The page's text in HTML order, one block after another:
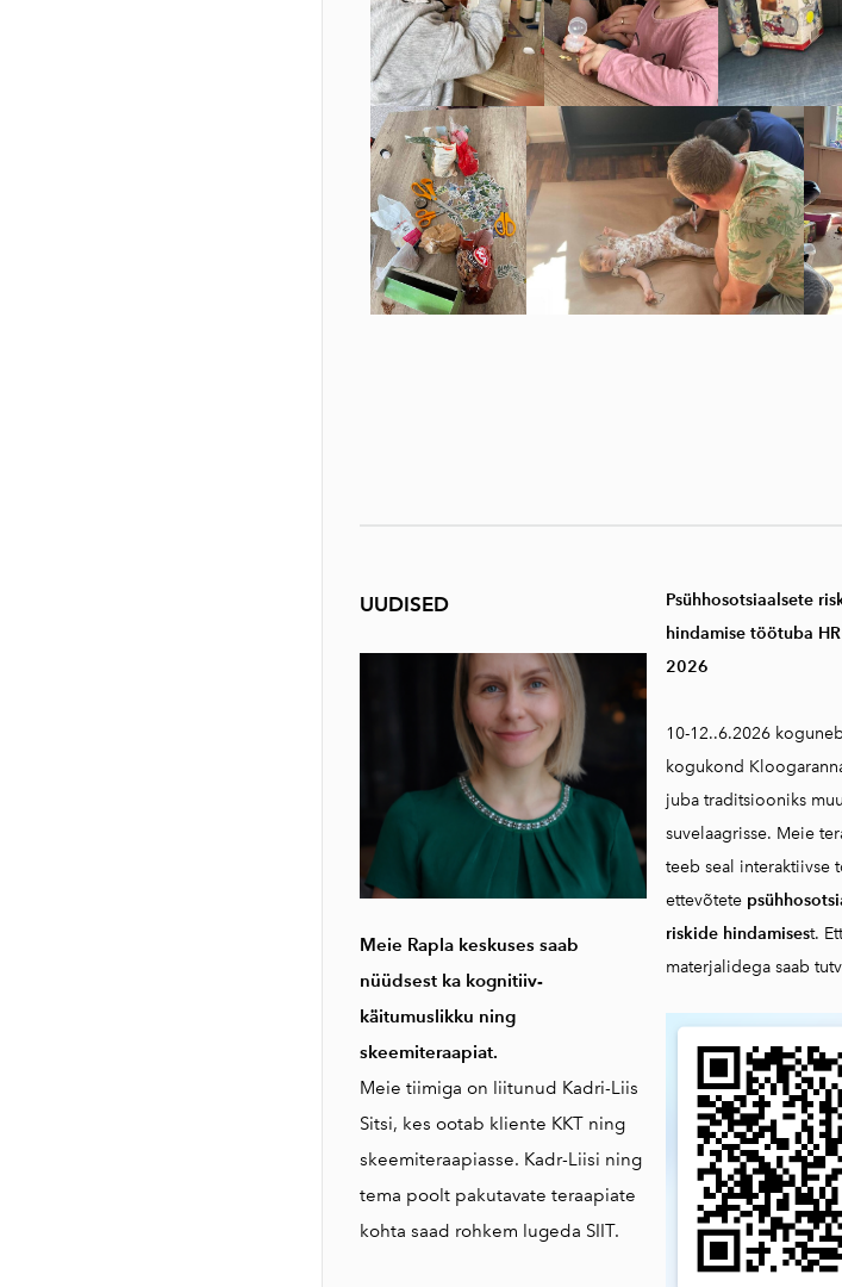
UUDISED
Meie Rapla keskuses saab
nüüdsest ka kognitiiv-
käitumuslikku ning
skeemiteraapiat.
Meie tiimiga on liitunud Kadri-Liis
Sitsi, kes ootab kliente KKT ning
skeemiteraapiasse. Kadr-Liisi ning
tema poolt pakutavate teraapiate
kohta saad rohkem lugeda SIIT.
Psühhosotsiaalsete
hindamise töötuba
2026
10-12..6.2026
kogukond
juba traditsiooniks
suvelaagrisse. Meie
teeb seal interaktiivse
ettevõtete
riskide hindamisest.
materjalidega saab